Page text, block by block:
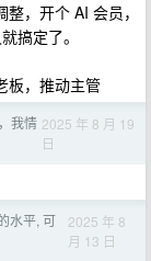
，开个 AI 会员，
搞定了。
板，推动主管
我情 2025 年 8 月 19
日
水平, 可
2025 年 8
月 13 日